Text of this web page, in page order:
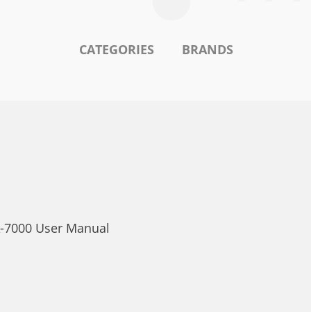
CATEGORIES BRANDS
User Manual